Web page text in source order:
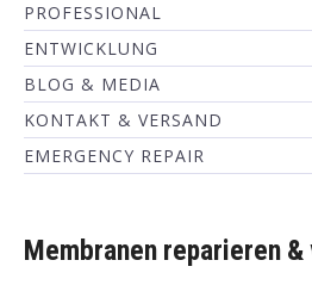
PROFESSIONAL
ENTWICKLUNG
BLOG & MEDIA
KONTAKT & VERSAND
EMERGENCY REPAIR
Membranen reparieren